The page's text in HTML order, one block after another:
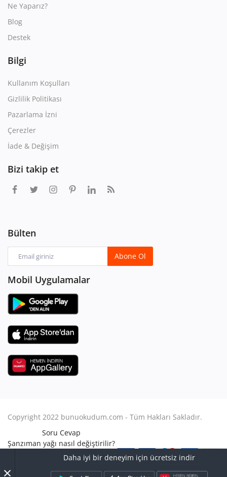
Daha iyi bir deneyim için ücretsiz indir
Ne Yaparız?
Blog
Destek
Bilgi
Kullanım Koşulları
Gizlilik Politikası
Pazarlama İzni
Çerezler
İade & Değişim
Bizi takip et
Bülten
Abone Ol
Mobil Uygulamalar
Copyright 2022 bunuokudum.com - Tüm Hakları Sakladır.
Soru Cevap
Şanzıman yağı nasıl değiştirilir?
Aile Hukuku
Avukat Nasıl Olunur?
Turbo arızası nasıl anlaşılır?